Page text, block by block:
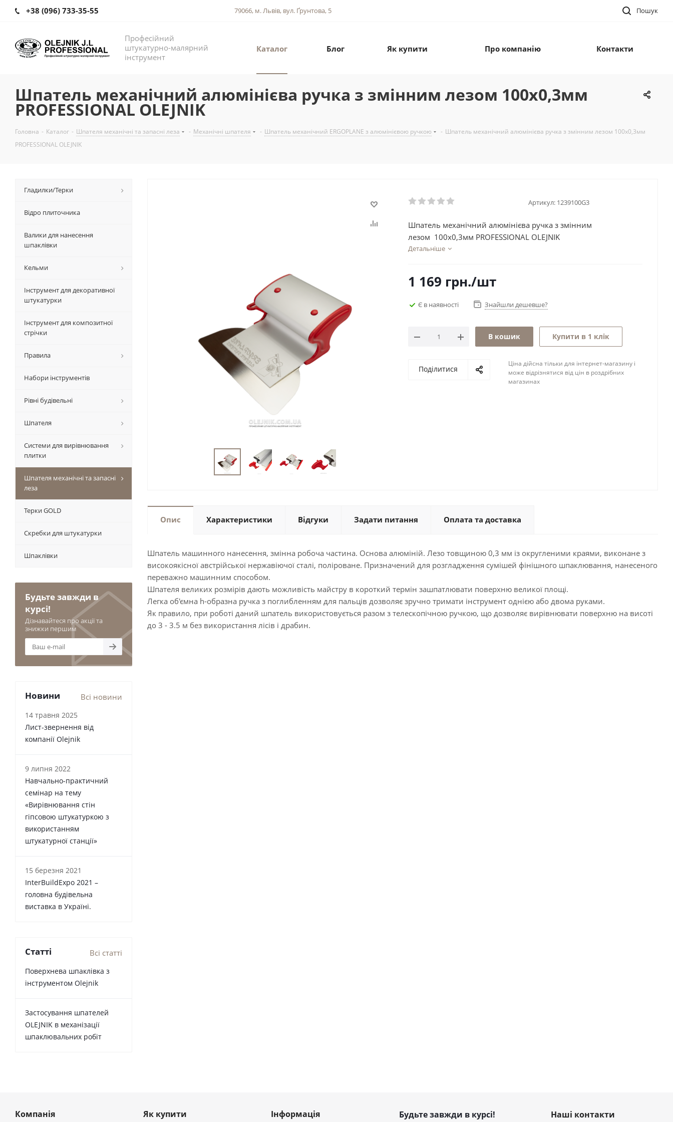
+38 (096) 733-35-55 79066, м. Львів, вул. Ґрунтова, 5 Пошук
Професійний
штукатурно-малярний
інструмент
Каталог Блог Як купити Про компанію Контакти
Шпатель механічний алюмінієва ручка з змінним лезом 100х0,3мм
PROFESSIONAL OLEJNIK
Головна - Каталог - Шпателя механічні та запасні леза - Механічні шпателя - Шпатель механічний ERGOPLANE з алюмінієвою ручкою - Шпатель механічний алюмінієва ручка з змінним лезом 100х0,3мм
PROFESSIONAL OLEJNIK
Артикул: 1239100G3
Шпатель механічний алюмінієва ручка з змінним
лезом 100х0,3мм PROFESSIONAL OLEJNIK
Детальніше
1 169 грн./шт
Є в наявності Знайшли дешевше?
В кошик Купити в 1 клік
Поділитися
Ціна дійсна тільки для інтернет-магазину і
може відрізнятися від цін в роздрібних
магазинах
Опис Характеристики Відгуки Задати питання Оплата та доставка
Шпатель машинного нанесення, змінна робоча частина. Основа алюміній. Лезо товщиною 0,3 мм із округленими краями, виконане з
високоякісної австрійської нержавіючої сталі, поліроване. Призначений для розгладження сумішей фінішного шпаклювання, нанесеного
переважно машинним способом.
Шпателя великих розмірів дають можливість майстру в короткий термін зашпатлювати поверхню великої площі.
Легка об'ємна h-образна ручка з поглибленням для пальців дозволяє зручно тримати інструмент однією або двома руками.
Як правило, при роботі даний шпатель використовується разом з телескопічною ручкою, що дозволяє вирівнювати поверхню на висоті
до 3 - 3.5 м без використання лісів і драбин.
Гладилки/Терки
Відро плиточника
Валики для нанесення
шпаклівки
Кельми
Інструмент для декоративної
штукатурки
Інструмент для композитної
стрічки
Правила
Набори інструментів
Рівні будівельні
Шпателя
Системи для вирівнювання
плитки
Шпателя механічні та запасні
леза
Терки GOLD
Скребки для штукатурки
Шпаклівки
Будьте завжди в
курсі!
Дізнавайтеся про акції та
знижки першим
Новини Всі новини
14 травня 2025
Лист-звернення від
компанії Olejnik
9 липня 2022
Навчально-практичний
семінар на тему
«Вирівнювання стін
гіпсовою штукатуркою з
використанням
штукатурної станції»
15 березня 2021
InterBuildExpo 2021 –
головна будівельна
виставка в Україні.
Статті Всі статті
Поверхнева шпаклівка з
інструментом Olejnik
Застосування шпателей
OLEJNIK в механізації
шпаклювальних робіт
Компанія Як купити Інформація Будьте завжди в курсі! Наші контакти